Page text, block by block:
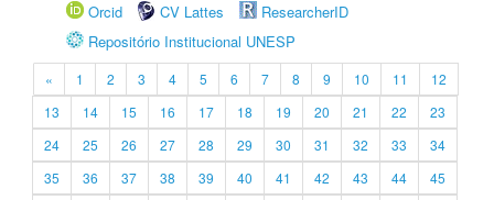
Orcid
CV Lattes
ResearcherID
Repositório Institucional UNESP
« 1 2 3 4 5 6 7 8 9 10 11
12
13
14 15 16 17 18 19 20 21 22
23
24
25 26 27 28 29 30 31 32 33
34
35
36 37 38 39 40 41 42 43 44
45